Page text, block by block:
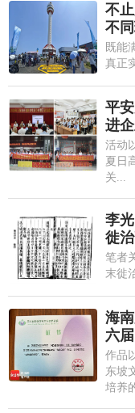
不
不
既能
真正
平
进
活动
夏日
关...
李
徙
笔者
末徙
海
六
作品
东坡
培养